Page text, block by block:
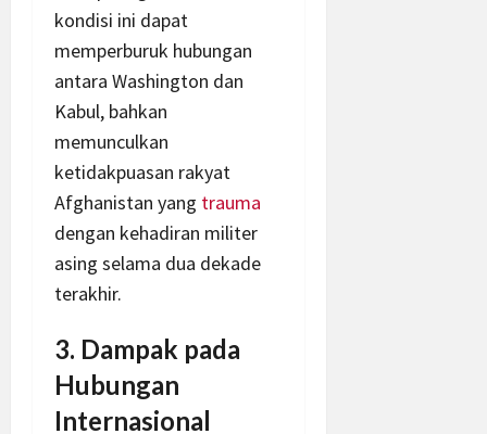
kondisi ini dapat
memperburuk hubungan
antara Washington dan
Kabul, bahkan
memunculkan
ketidakpuasan rakyat
Afghanistan yang trauma
dengan kehadiran militer
asing selama dua dekade
terakhir.
3. Dampak pada
Hubungan
Internasional